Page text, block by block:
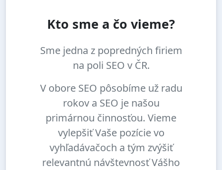
Kto sme a čo vieme?
Sme jedna z popredných firiem
na poli SEO v ČR.
V obore SEO pôsobíme už radu
rokov a SEO je našou
primárnou činnosťou. Vieme
vylepšiť Vaše pozície vo
vyhľadávačoch a tým zvýšiť
relevantnú návštevnosť Vášho